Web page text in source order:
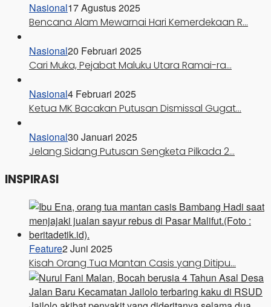
Nasional17 Agustus 2025
Bencana Alam Mewarnai Hari Kemerdekaan R…
Nasional20 Februari 2025
Cari Muka, Pejabat Maluku Utara Ramai-ra…
Nasional4 Februari 2025
Ketua MK Bacakan Putusan Dismissal Gugat…
Nasional30 Januari 2025
Jelang Sidang Putusan Sengketa Pilkada 2…
INSPIRASI
Feature2 Juni 2025
Kisah Orang Tua Mantan Casis yang Ditipu…